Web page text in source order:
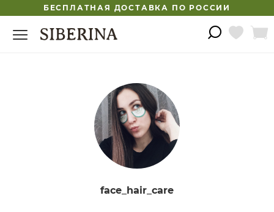
БЕСПЛАТНАЯ ДОСТАВКА ПО РОССИИ
face_hair_care